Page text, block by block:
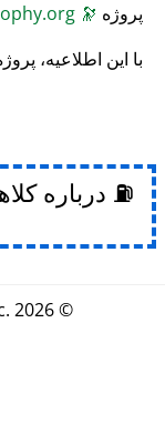
پروژه 🔭
با این اطلاعیه،
⛽ درباره
© 2026